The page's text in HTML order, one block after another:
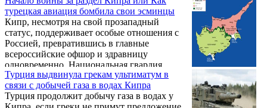
Большого Ближнего Востока и Балкан, чьи
исторические права были попраны ...
турецкая авиация бомбила свои эсминцы
Кипр, несмотря на свой прозападный
статус, поддерживает особые отношения с
Россией, превратившись в главные
всероссийские офшор и здравницу
одновременно. Национальная гвардия
Кипра по‑прежнему оснащена в основном
нашим оружием, только вместо Т‑34‑85 там
теперь Т‑80У, а также боевые вертолеты
Турция выдвинула грекам ультиматум в
связи с добычей газа в водах Кипра
Турция продолжит добычу газа в водах у